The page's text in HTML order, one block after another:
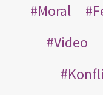
Moral
Video